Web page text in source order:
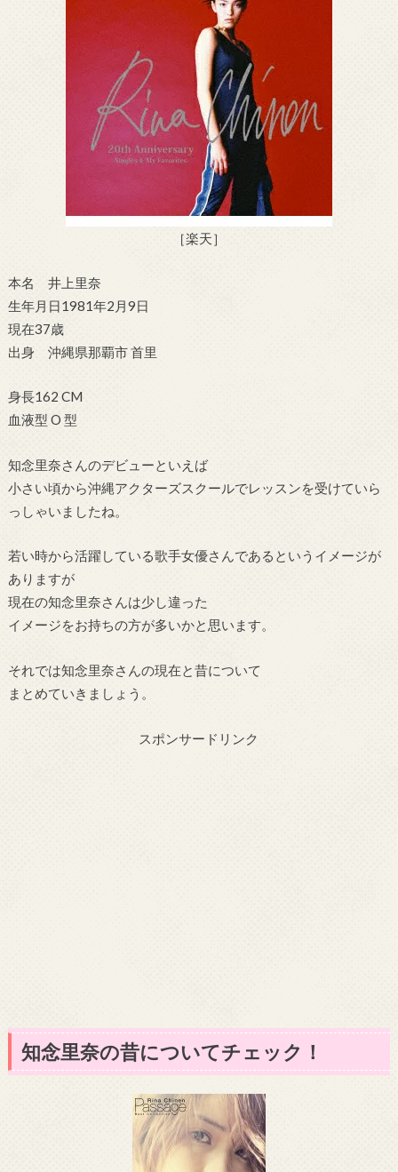
［楽天］
本名 井上里奈
生年月日1981年2月9日
現在37歳
出身 沖縄県那覇市 首里
身長162 CM
血液型 O 型
知念里奈さんのデビューといえば
小さい頃から沖縄アクターズスクールでレッスンを受けていら
っしゃいましたね。
若い時から活躍している歌手女優さんであるというイメージが
ありますが
現在の知念里奈さんは少し違った
イメージをお持ちの方が多いかと思います。
それでは知念里奈さんの現在と昔について
まとめていきましょう。
スポンサードリンク
知念里奈の昔についてチェック！